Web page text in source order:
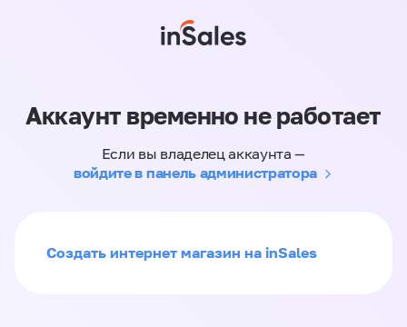
Аккаунт временно не работает
Если вы владелец аккаунта —
войдите в панель администратора
Создать интернет магазин на inSales